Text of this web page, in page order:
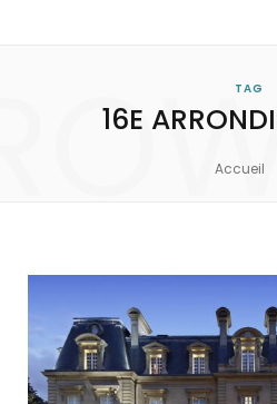
TAG
16E
Accueil